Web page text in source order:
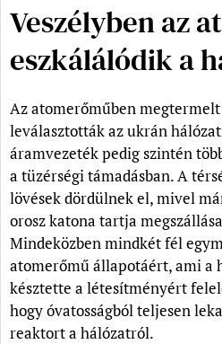
Veszélyben az
eszkálálódik a
Az atomerőműben
leválasztották az ukrán
áramvezeték pedig szintén
a tüzérségi támadásban. A
lövések dördülnek el, mivel
orosz katona tartja
Mindeközben mindkét fél
atomerőmű állapotáért, ami a
késztette a létesítményért
hogy óvatosságból teljesen
reaktort a hálózatról.